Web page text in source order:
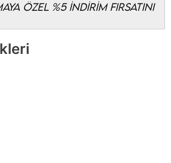
ÖZEL %5 İNDİRİM FIRSATINI